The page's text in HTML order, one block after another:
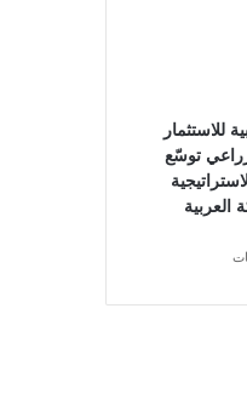
للاستثمار
توسّع
العربية